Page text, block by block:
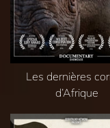
Les dernières
d’Afrique